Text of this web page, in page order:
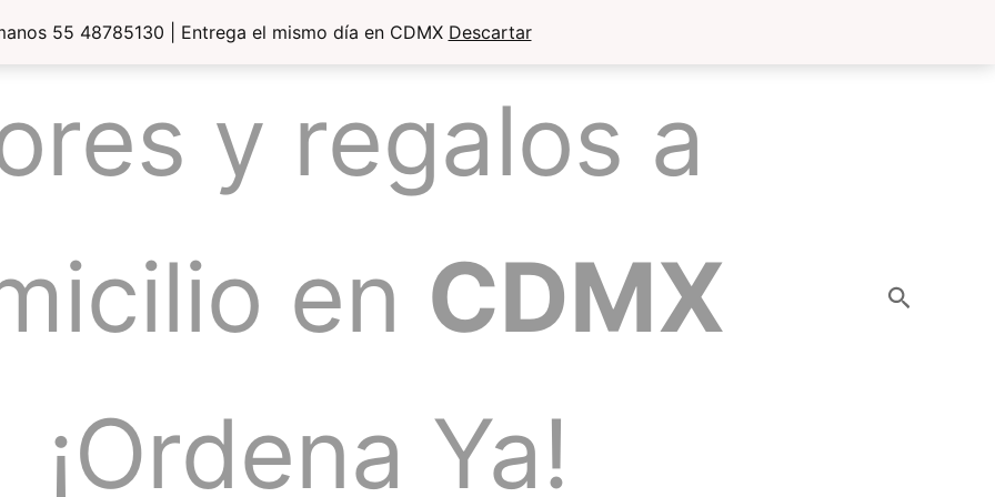
55 48785130 | Entrega el mismo día en CDMX Descartar
y regalos a
en CDMX
¡Ordena Ya!
Buscar